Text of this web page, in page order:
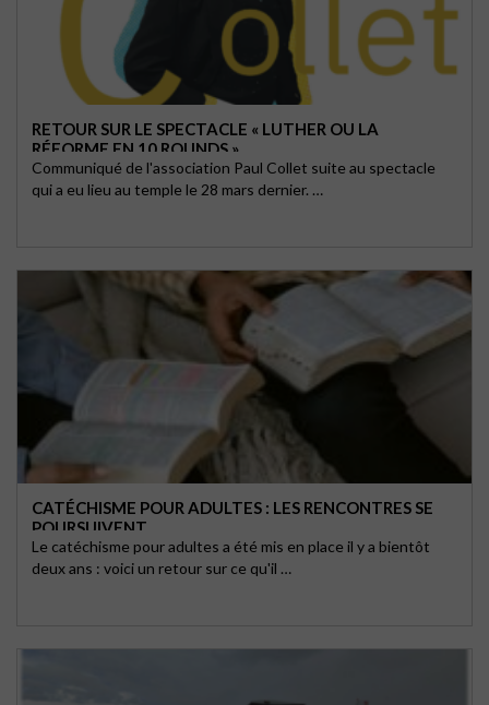
RETOUR SUR LE SPECTACLE « LUTHER OU LA
RÉFORME EN 10 ROUNDS »
Communiqué de l'association Paul Collet suite au spectacle
qui a eu lieu au temple le 28 mars dernier. …
CATÉCHISME POUR ADULTES : LES RENCONTRES SE
POURSUIVENT.
Le catéchisme pour adultes a été mis en place il y a bientôt
deux ans : voici un retour sur ce qu'il …